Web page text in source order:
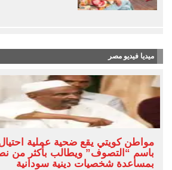
ميديا فيديو مصر
مواطن كويتي يقع ضحية عملية
باسم “التصوف” ويطالب بأكثر من
بمساعدة شخصيات دينية سودانية